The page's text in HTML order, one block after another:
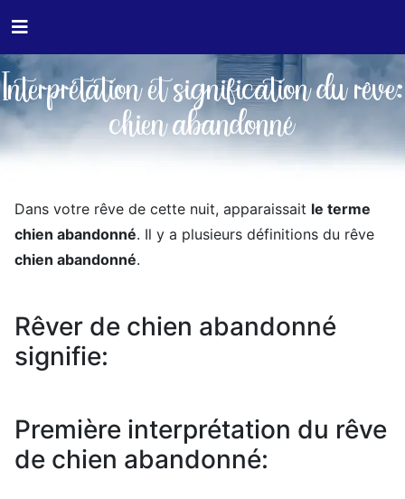
Interprétation et signification du rêve:
chien abandonné
Dans votre rêve de cette nuit, apparaissait le terme
chien abandonné. Il y a plusieurs définitions du rêve
chien abandonné.
Rêver de chien abandonné
signifie:
Première interprétation du rêve
de chien abandonné: